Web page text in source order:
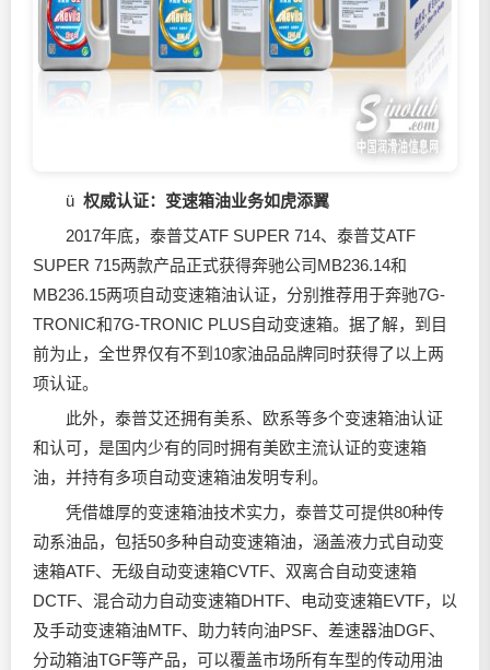
ü 权威认证：变速箱油业务如虎添翼
2017年底，泰普艾ATF SUPER 714、泰普艾ATF
SUPER 715两款产品正式获得奔驰公司MB236.14和
MB236.15两项自动变速箱油认证，分别推荐用于奔驰7G-
TRONIC和7G-TRONIC PLUS自动变速箱。据了解，到目
前为止，全世界仅有不到10家油品品牌同时获得了以上两
项认证。
此外，泰普艾还拥有美系、欧系等多个变速箱油认证
和认可，是国内少有的同时拥有美欧主流认证的变速箱
油，并持有多项自动变速箱油发明专利。
凭借雄厚的变速箱油技术实力，泰普艾可提供80种传
动系油品，包括50多种自动变速箱油，涵盖液力式自动变
速箱ATF、无级自动变速箱CVTF、双离合自动变速箱
DCTF、混合动力自动变速箱DHTF、电动变速箱EVTF，以
及手动变速箱油MTF、助力转向油PSF、差速器油DGF、
分动箱油TGF等产品，可以覆盖市场所有车型的传动用油